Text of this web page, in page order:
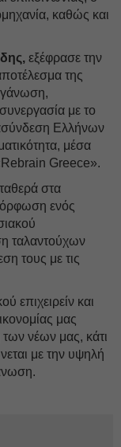
καθώς και
εξέφρασε την
της
με το
Ελλήνων
μέσα
Greece».
στα
ενός
ταλαντούχων
τους με τις
επιχειρείν και
μας
νέων μας, κάτι
με την υψηλή